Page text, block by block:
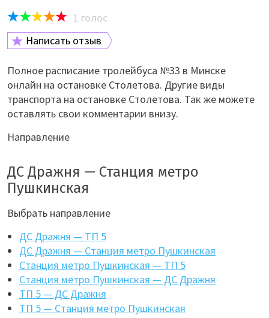
1 голос
Написать отзыв
Полное расписание тролейбуса №33 в Минске
онлайн на остановке Столетова. Другие виды
транспорта на остановке Столетова. Так же можете
оставлять свои комментарии внизу.
Направление
ДС Дражня — Станция метро
Пушкинская
Выбрать направление
ДС Дражня — ТП 5
ДС Дражня — Станция метро Пушкинская
Станция метро Пушкинская — ТП 5
Станция метро Пушкинская — ДС Дражня
ТП 5 — ДС Дражня
ТП 5 — Станция метро Пушкинская